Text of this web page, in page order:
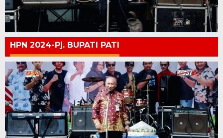
HPN 2024-Pj. BUPATI PATI